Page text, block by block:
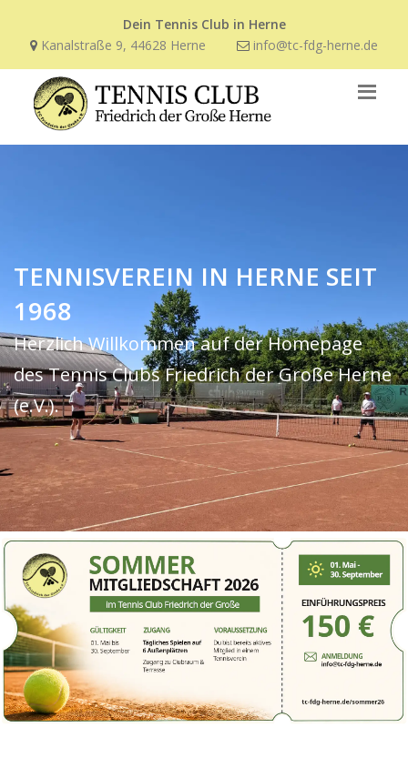
Dein Tennis Club in Herne
Kanalstraße 9, 44628 Herne
info@tc-fdg-herne.de
TENNISVEREIN IN HERNE SEIT
1968
Herzlich Willkommen auf der Homepage
des Tennis Clubs Friedrich der Große Herne
(e.V.).